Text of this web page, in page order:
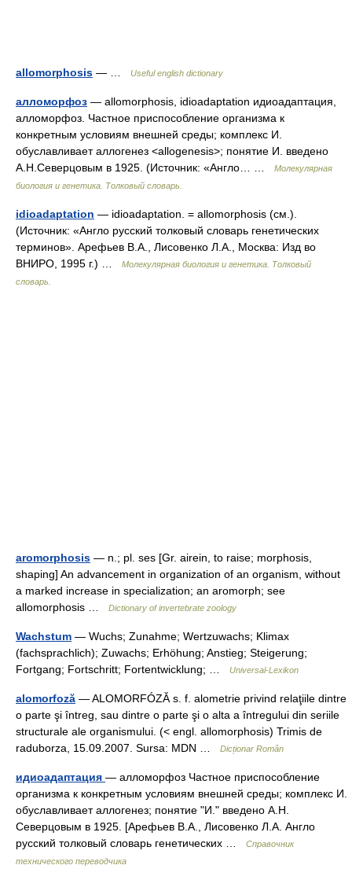
allomorphosis — … Useful english dictionary
алломорфоз — allomorphosis, idioadaptation идиоадаптация,
алломорфоз. Частное приспособление организма к
конкретным условиям внешней среды; комплекс И.
обуславливает аллогенез <allogenesis>; понятие И. введено
А.Н.Северцовым в 1925. (Источник: «Англо… …
Молекулярная
биология и генетика. Толковый словарь.
idioadaptation — idioadaptation. = allomorphosis (см.).
(Источник: «Англо русский толковый словарь генетических
терминов». Арефьев В.А., Лисовенко Л.А., Москва: Изд во
ВНИРО, 1995 г.) …
Молекулярная биология и генетика. Толковый
словарь.
aromorphosis — n.; pl. ses [Gr. airein, to raise; morphosis,
shaping] An advancement in organization of an organism, without
a marked increase in specialization; an aromorph; see
allomorphosis …
Dictionary of invertebrate zoology
Wachstum — Wuchs; Zunahme; Wertzuwachs; Klimax
(fachsprachlich); Zuwachs; Erhöhung; Anstieg; Steigerung;
Fortgang; Fortschritt; Fortentwicklung; …
Universal-Lexikon
alomorfoză — ALOMORFÓZĂ s. f. alometrie privind relaţiile dintre
o parte şi întreg, sau dintre o parte şi o alta a întregului din seriile
structurale ale organismului. (< engl. allomorphosis) Trimis de
raduborza, 15.09.2007. Sursa: MDN …
Dicționar Român
идиоадаптация — алломорфоз Частное приспособление
организма к конкретным условиям внешней среды; комплекс И.
обуславливает аллогенез; понятие "И." введено А.Н.
Северцовым в 1925. [Арефьев В.А., Лисовенко Л.А. Англо
русский толковый словарь генетических …
Справочник
технического переводчика